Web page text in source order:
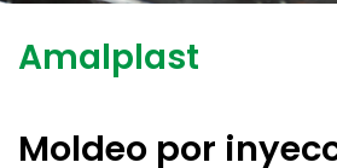
Amalplast
Moldeo por